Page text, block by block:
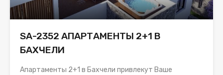
SA-2352 АПАРТАМЕНТЫ 2+1 В
БАХЧЕЛИ
Апартаменты 2+1 в Бахчели привлекут Ваше